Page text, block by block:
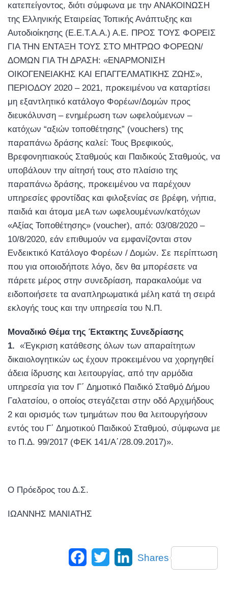
κατεπείγοντος, διότι σύμφωνα με την ΑΝΑΚΟΙΝΩΣΗ
της Ελληνικής Εταιρείας Τοπικής Ανάπτυξης και
Αυτοδιοίκησης (Ε.Ε.Τ.Α.Α.) Α.Ε. ΠΡΟΣ ΤΟΥΣ ΦΟΡΕΙΣ
ΓΙΑ ΤΗΝ ΕΝΤΑΞΗ ΤΟΥΣ ΣΤΟ ΜΗΤΡΩΟ ΦΟΡΕΩΝ/
ΔΟΜΩΝ ΓΙΑ ΤΗ ΔΡΑΣΗ: «ΕΝΑΡΜΟΝΙΣΗ
ΟΙΚΟΓΕΝΕΙΑΚΗΣ ΚΑΙ ΕΠΑΓΓΕΛΜΑΤΙΚΗΣ ΖΩΗΣ»,
ΠΕΡΙΟΔΟΥ 2020 – 2021, προκειμένου να καταρτίσει
μη εξαντλητικό κατάλογο Φορέων/Δομών προς
διευκόλυνση – ενημέρωση των ωφελούμενων –
κατόχων “αξιών τοποθέτησης” (vouchers) της
παραπάνω δράσης καλεί: Τους Βρεφικούς,
Βρεφονηπιακούς Σταθμούς και Παιδικούς Σταθμούς, να
υποβάλουν την αίτησή τους στο πλαίσιο της
παραπάνω δράσης, προκειμένου να παρέχουν
υπηρεσίες φροντίδας και φιλοξενίας σε βρέφη, νήπια,
παιδιά και άτομα μεΑ των ωφελουμένων/κατόχων
«Αξίας Τοποθέτησης» (voucher), από: 03/08/2020 –
10/8/2020, εάν επιθυμούν να εμφανίζονται στον
Ενδεικτικό Κατάλογο Φορέων / Δομών. Σε περίπτωση
που για οποιοδήποτε λόγο, δεν θα μπορέσετε να
πάρετε μέρος στην συνεδρίαση, παρακαλούμε να
ειδοποιήσετε τα αναπληρωματικά μέλη κατά τη σειρά
εκλογής τους και την υπηρεσία του Ν.Π.
Μοναδικό Θέμα της Έκτακτης Συνεδρίασης
1. «Έγκριση κατάθεσης όλων των απαραίτητων
δικαιολογητικών ως έχουν προκειμένου να χορηγηθεί
άδεια ίδρυσης και λειτουργίας, από την αρμόδια
υπηρεσία για τον Γ΄ Δημοτικό Παιδικό Σταθμό Δήμου
Γαλατσίου, ο οποίος στεγάζεται στην οδό Αρχιμήδους
2 και ορισμός των τμημάτων που θα λειτουργήσουν
εντός του Γ΄ Δημοτικού Παιδικού Σταθμού, σύμφωνα με
το Π.Δ. 99/2017 (ΦΕΚ 141/Α΄/28.09.2017)».
Ο Πρόεδρος του Δ.Σ.
ΙΩΑΝΝΗΣ ΜΑΝΙΑΤΗΣ
Facebook
Twitter LinkedIn
Shares